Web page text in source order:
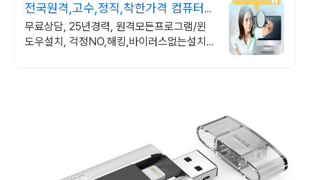
전국원격,고수,정직,착한가격 컴퓨터관
련 모든 상담환영!
무료상담, 25년경력, 원격모든프로그램/윈
도우설치, 걱정NO,해킹,바이러스없는설치